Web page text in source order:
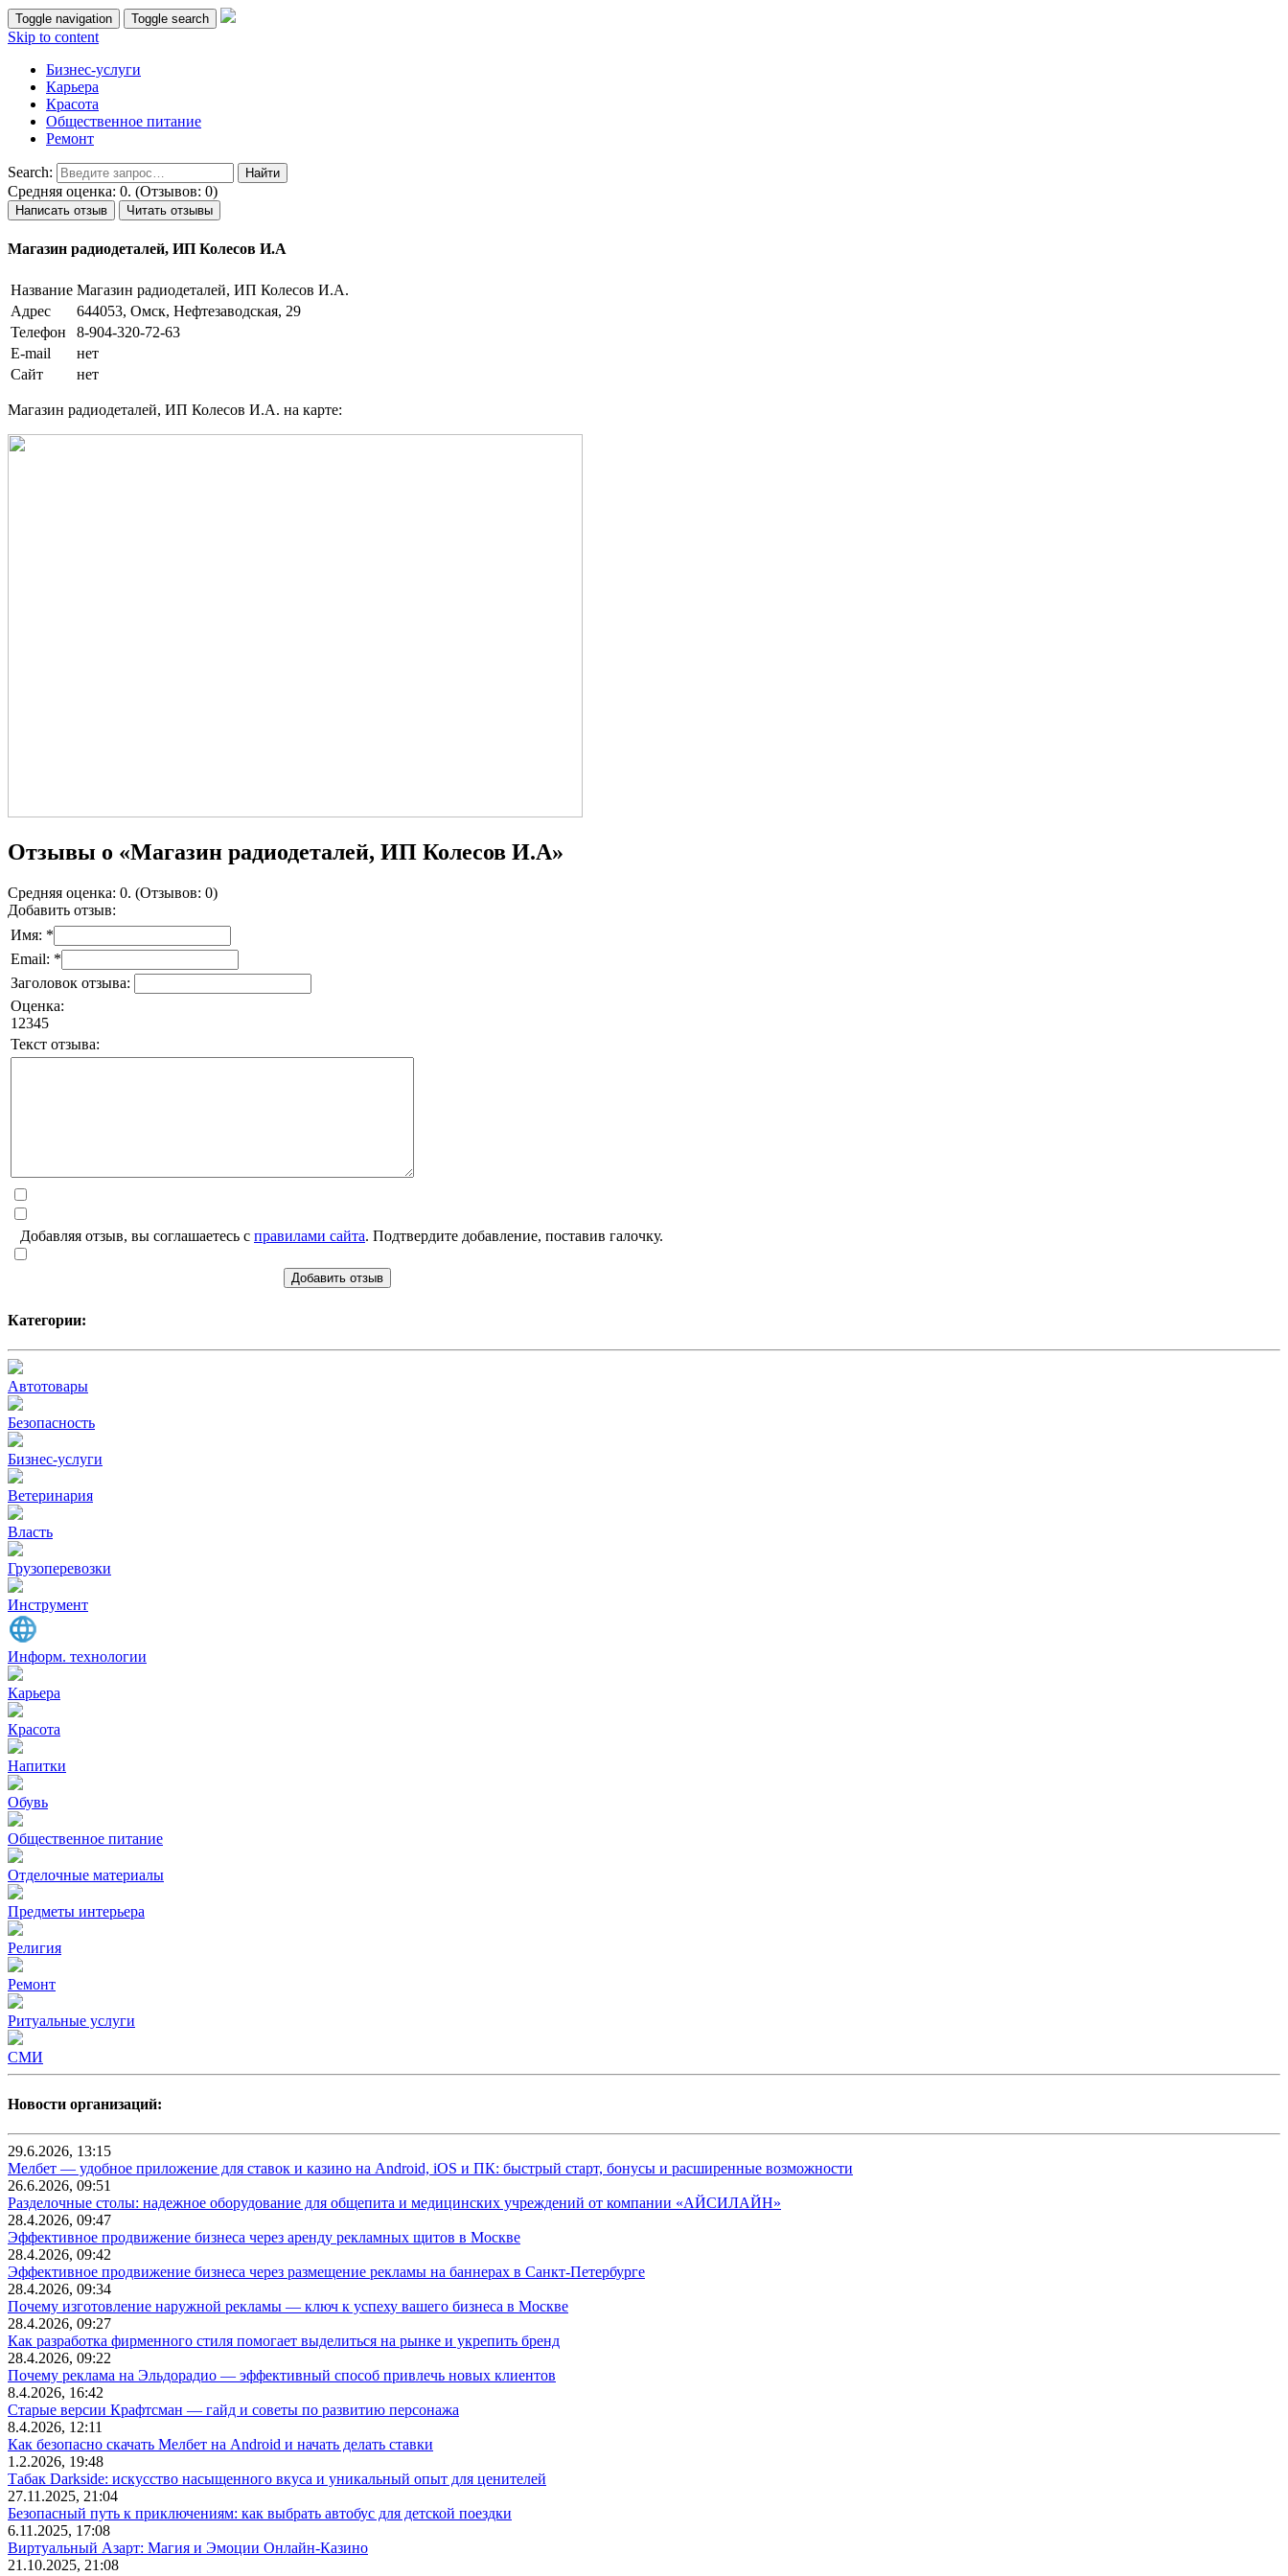
Toggle navigation Toggle search
Skip to content
Бизнес-услуги
Карьера
Красота
Общественное питание
Ремонт
Search:
Средняя оценка: 0. (Отзывов: 0)
Написать отзыв Читать отзывы
Магазин радиодеталей, ИП Колесов И.А
Название Магазин радиодеталей, ИП Колесов И.А.
Адрес
644053, Омск, Нефтезаводская, 29
Телефон
8-904-320-72-63
E-mail
нет
Сайт
нет
Магазин радиодеталей, ИП Колесов И.А. на карте:
Отзывы о «Магазин радиодеталей, ИП Колесов И.А»
Средняя оценка: 0. (Отзывов: 0)
Добавить отзыв:
Имя: *
Email: *
Заголовок отзыва:
Оценка:
1 2345
Текст отзыва:
Добавляя отзыв, вы соглашаетесь с правилами сайта. Подтвердите добавление, поставив галочку.
Добавить отзыв
Категории:
Автотовары
Безопасность
Бизнес-услуги
Ветеринария
Власть
Грузоперевозки
Инструмент
Информ. технологии
Карьера
Красота
Напитки
Обувь
Общественное питание
Отделочные материалы
Предметы интерьера
Религия
Ремонт
Ритуальные услуги
СМИ
Новости организаций:
29.6.2026, 13:15
Мелбет — удобное приложение для ставок и казино на Android, iOS и ПК: быстрый старт, бонусы и расширенные возможности
26.6.2026, 09:51
Разделочные столы: надежное оборудование для общепита и медицинских учреждений от компании «АЙСИЛАЙН»
28.4.2026, 09:47
Эффективное продвижение бизнеса через аренду рекламных щитов в Москве
28.4.2026, 09:42
Эффективное продвижение бизнеса через размещение рекламы на баннерах в Санкт-Петербурге
28.4.2026, 09:34
Почему изготовление наружной рекламы — ключ к успеху вашего бизнеса в Москве
28.4.2026, 09:27
Как разработка фирменного стиля помогает выделиться на рынке и укрепить бренд
28.4.2026, 09:22
Почему реклама на Эльдорадио — эффективный способ привлечь новых клиентов
8.4.2026, 16:42
Старые версии Крафтсман — гайд и советы по развитию персонажа
8.4.2026, 12:11
Как безопасно скачать Мелбет на Android и начать делать ставки
1.2.2026, 19:48
Табак Darkside: искусство насыщенного вкуса и уникальный опыт для ценителей
27.11.2025, 21:04
Безопасный путь к приключениям: как выбрать автобус для детской поездки
6.11.2025, 17:08
Виртуальный Азарт: Магия и Эмоции Онлайн-Казино
21.10.2025, 21:08